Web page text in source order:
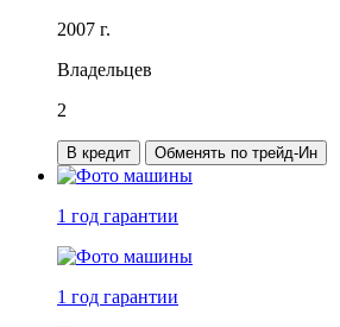
2007 г.
Владельцев
2
В кредит Обменять по трейд-Ин
1 год гарантии
1 год гарантии